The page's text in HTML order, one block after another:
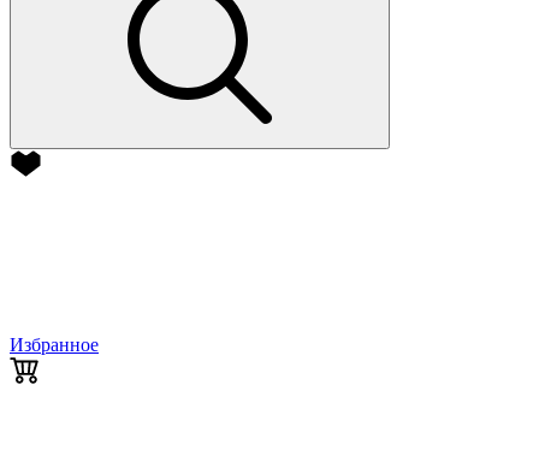
Избранное